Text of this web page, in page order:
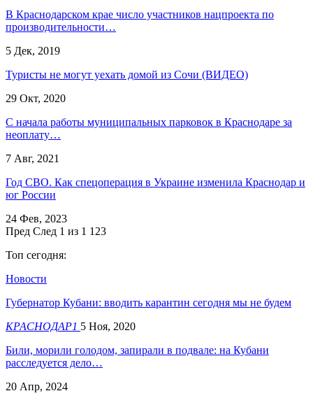
В Краснодарском крае число участников нацпроекта по
производительности…
5 Дек, 2019
Туристы не могут уехать домой из Сочи (ВИДЕО)
29 Окт, 2020
С начала работы муниципальных парковок в Краснодаре за
неоплату…
7 Авг, 2021
Год СВО. Как спецоперация в Украине изменила Краснодар и
юг России
24 Фев, 2023
Пред След 1 из 1 123
Топ сегодня:
Новости
Губернатор Кубани: вводить карантин сегодня мы не будем
КРАСНОДАР1 5 Ноя, 2020
Били, морили голодом, запирали в подвале: на Кубани
расследуется дело…
20 Апр, 2024